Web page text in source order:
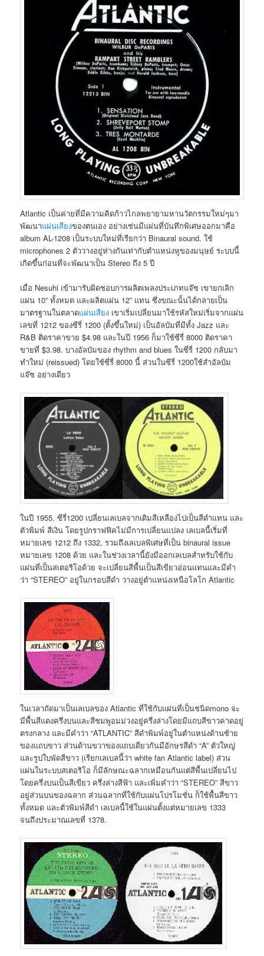
Atlantic เป็นค่ายที่มีความคิดก้าวไกลพยายามหานวัตกรรมใหม่ๆมา
พัฒนาแผ่นเสียงของตนเอง อย่างเช่นมีแผ่นที่บันทึกพิเศษออกมาคือ
album AL-1208 เป็นระบบใหม่ที่เรียกว่า Binaural sound. ใช้
microphones 2 ตัววางอยู่ห่างกันเท่ากับตำแหน่งหูของมนุษย์ ระบบนี้
เกิดขึ้นก่อนที่จะพัฒนาเป็น Stereo ถึง 5 ปี
เมื่อ Nesuhi เข้ามารับผิดชอบการผลิตเพลงประเภทแจ๊ซ เขายกเลิก
แผ่น 10” ทั้งหมด และผลิตแผ่น 12” แทน ซึ่งขณะนั้นได้กลายเป็น
มาตรฐานในตลาดแผ่นเสียง เขาเริ่มเปลี่ยนมาใช้รหัสใหม่เริ่มจากแผ่น
เลขที่ 1212 ของซีรี่ 1200 (ตั้งขึ้นใหม่) เป็นอัลบัมที่มีทั้ง Jazz และ
R&B ติดราคาขาย $4.98 และในปี 1956 ก็มาใช้ซีรี่ 8000 ติดราคา
ขายที่ $3.98. บางอัลบัมของ rhythm and blues ในซี่รี่ 1200 กลับมา
ทำใหม่ (reissued) โดยใช้ซี่รี่ 8000 นี้ ส่วนในซีรี่ 1200ใช้สำอัลบัม
แจ๊ซ อย่างเดียว
ในปี 1955, ซีรี่1200 เปลี่ยนเลเบลจากเดิมสีเหลืองไปเป็นสีดำแทน และ
ตัวพิมพ์ สีเงิน โดยรูปกราฟฟิคไม่มีการเปลี่ยนแปลง เลเบลนี้เริ่มที่
หมายเลข 1212 ถึง 1332, รวมถึงเลเบลพิเศษที่เป็น binaural issue
หมายเลข 1208 ด้วย และในช่วงเวลานี้ยังมีออกเลเบลสำหรับใช้กับ
แผ่นที่เป็นสเตอริโอด้วย จะเปลี่ยนสีพื้นเป็นสีเขียวอ่อนแทนและมีคำ
ว่า “STEREO” อยู่ในกรอบสีดำ วางอยู่ตำแหน่งเหนือโลโก Atlantic
ในเวลาถัดมาเป็นเลเบลของ Atlantic ที่ใช้กับแผ่นที่เป็นชนิดmono จะ
มีพื้นสีแดงครึ่งบนและสีชมพูอมม่วงอยู่ครึ่งล่างโดยมีแถบสีขาวคาดอยู่
ตรงกลาง และมีคำว่า “ATLANTIC” สีดำพิมพ์อยู่ในตำแหน่งด้านซ้าย
ของแถบขาว ส่วนด้านขวาของแถบเดียวกันมีอักษรสีดำ “A” ตัวใหญ่
และรูปใบพัดสีขาว (เรียกเลเบลนี้ว่า white fan Atlantic label) ส่วน
แผ่นในระบบสเตอริโอ ก็มีลักษณะฉลากเหมือนกันแต่สีพื้นเปลี่ยนไป
โดยครึ่งบนเป็นสีเขียว ครึ่งล่างสีฟ้า และเพิ่มคำว่า “STEREO” สีขาว
อยู่ส่วนบนของฉลาก ส่วนฉลากที่ใช้กับแผ่นโปรโมชั่น ก็ใช้พื้นสีขาว
ทั้งหมด และตัวพิมพ์สีดำ เลเบลนี้ใช้ในแผ่นตั้งแต่หมายเลข 1333
จนถึงประมาณเลขที่ 1378.